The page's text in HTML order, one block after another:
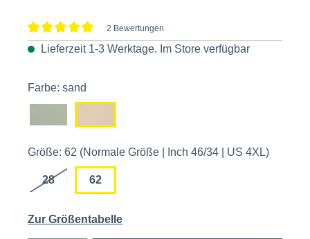
Durchschnittliche Bewertung von 5 von 5 Sternen
2 Bewertungen
Lieferzeit 1-3 Werktage. Im Store verfügbar
Farbe: sand
Größe: 62 (Normale Größe | Inch 46/34 | US 4XL)
28 62
Zur Größentabelle